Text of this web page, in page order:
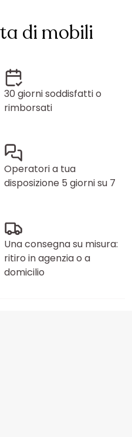
di mobili
30 giorni soddisfatti o
rimborsati
Operatori a tua
disposizione 5 giorni su 7
Una consegna su misura:
ritiro in agenzia o a
domicilio